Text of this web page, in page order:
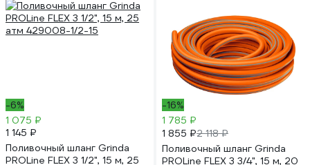
-6%
1 075 ₽
1 145 ₽
Поливочный шланг Grinda
PROLine FLEX 3 1/2", 15 м, 25
-16%
1 785 ₽
1 855 ₽2 118 ₽
Поливочный шланг Grinda
PROLine FLEX 3 3/4", 15 м, 20